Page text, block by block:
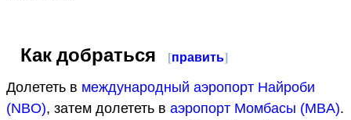
Как добраться [править]
Долететь в международный аэропорт Найроби
(NBO), затем долететь в аэропорт Момбасы (MBA).